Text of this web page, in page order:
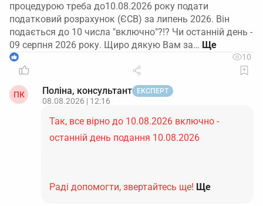
процедурою треба до10.08.2026 року подати
податковий розрахунок (ЄСВ) за липень 2026. Він
подається до 10 числа "включно"?!? Чи останній день -
09 серпня 2026 року. Щиро дякую Вам за…
1 10
ПК Поліна, консультант ЕКСПЕРТ
08.08.2026 | 12:16
Так, все вірно до 10.08.2026 включно -
останній день подання 10.08.2026
Раді допомогти, звертайтесь ще! Ще